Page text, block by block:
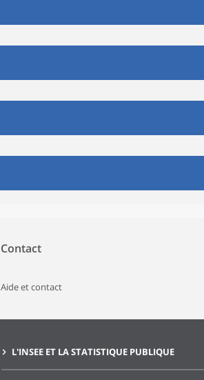
Contact
Aide et contact
L'INSEE ET LA STATISTIQUE PUBLIQUE